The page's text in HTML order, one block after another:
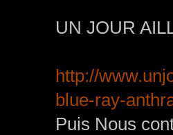
UN JOUR
http://
blue-ray-
Puis Nous